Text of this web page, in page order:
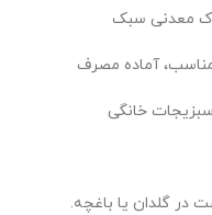
معدنی سبک
آماده مصرف
سبزیجات خانگی
در گلدان یا باغچه.